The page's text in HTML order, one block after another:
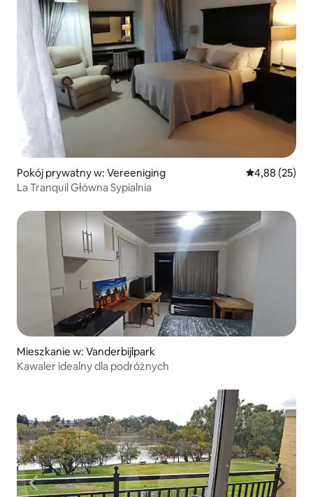
Pokój prywatny w: Vereeniging Średnia
4,88 (25)
La Tranquil Główna Sypialnia
Mieszkanie w: Vanderbijlpark
Kawaler idealny dla podróżnych